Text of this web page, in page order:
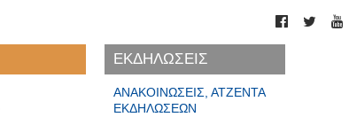
ΕΚΔΗΛΩΣΕΙΣ
ΑΝΑΚΟΙΝΏΣΕΙΣ, ΑΤΖΈΝΤΑ
ΕΚΔΗΛΏΣΕΩΝ